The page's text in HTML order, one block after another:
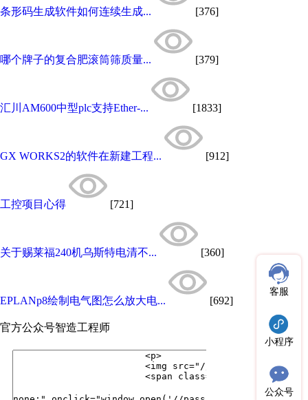
条形码生成软件如何连续生成... [376]
哪个牌子的复合肥滚筒筛质量... [379]
汇川AM600中型plc支持Ether-... [1833]
GX WORKS2的软件在新建工程... [912]
工控项目心得 [721]
关于赐莱福240机乌斯特电清不... [360]
EPLANp8绘制电气图怎么放大电... [692]
官方公众号智造工程师
客服
小程序
公众号